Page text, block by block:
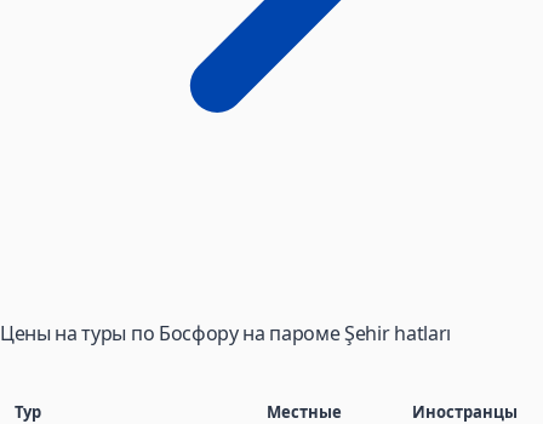
Цены на туры по Босфору на пароме Şehir hatları
Тур Местные Иностранцы